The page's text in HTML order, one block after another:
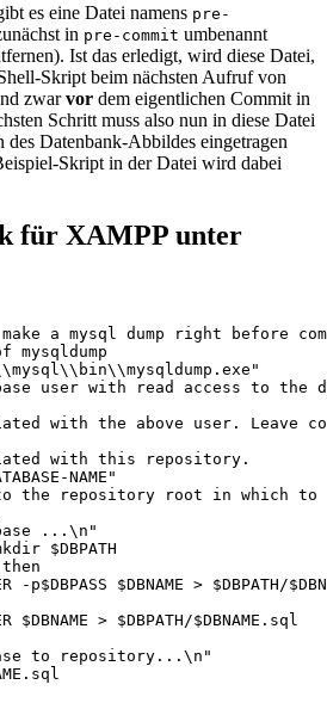
es eine Datei namens pre-
in pre-commit umbenannt
Ist das erledigt, wird diese Datei,
Skript beim nächsten Aufruf von
zwarvor dem eigentlichen Commit in
Schritt muss also nun in diese Datei
Datenbank-Abbildes eingetragen
Skript in der Datei wird dabei
für XAMPP unter
a mysql dump right before
user with read access to the
with the above user. Leave
with this repository.
NAME"
the repository root in which to
...\n"
$DBPATH
-p$DBPASS $DBNAME > $DBPATH/
$DBNAME > $DBPATH/$DBNAME.sql
to repository...\n"